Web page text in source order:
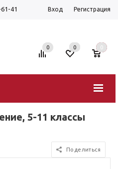
41 Вход Регистрация
0 0 0
5-11 классы
Поделиться